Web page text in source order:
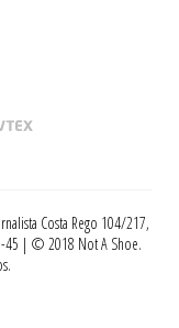
Costa Rego 104/217,
45 | © 2018 Not A Shoe.